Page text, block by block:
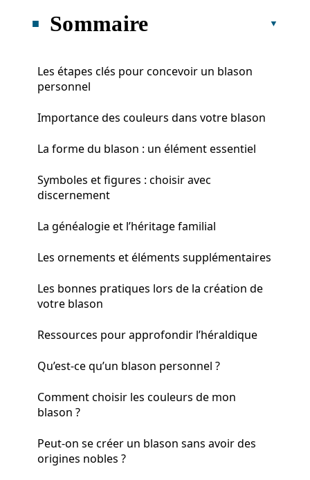
Sommaire
Les étapes clés pour concevoir un blason
personnel
Importance des couleurs dans votre blason
La forme du blason : un élément essentiel
Symboles et figures : choisir avec
discernement
La généalogie et l’héritage familial
Les ornements et éléments supplémentaires
Les bonnes pratiques lors de la création de
votre blason
Ressources pour approfondir l’héraldique
Qu’est-ce qu’un blason personnel ?
Comment choisir les couleurs de mon
blason ?
Peut-on se créer un blason sans avoir des
origines nobles ?